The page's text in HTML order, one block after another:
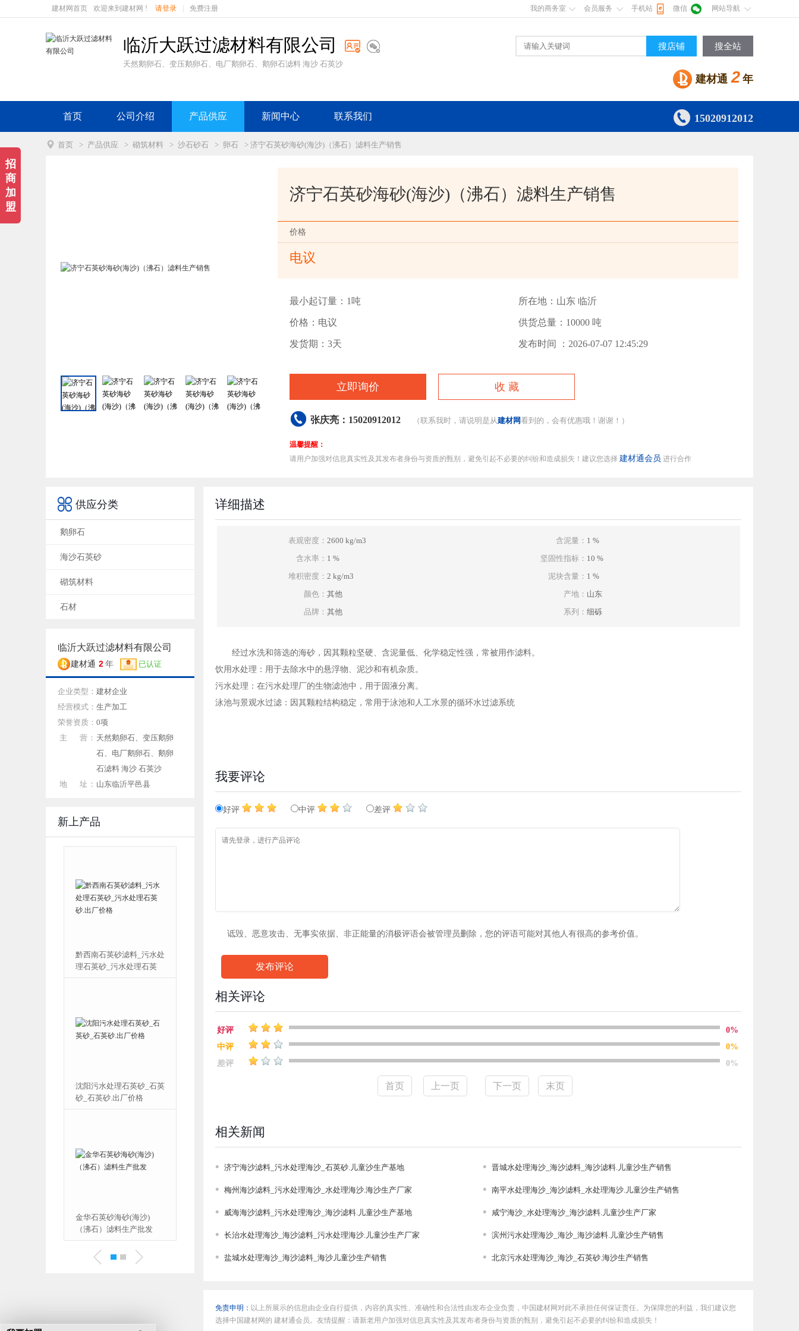
建材网首页 欢迎来到建材网 ! 请登录 免费注册 我的商务室 会员服务 手机站 微信 网站导航
临沂大跃过滤材料有限公司
天然鹅卵石、变压鹅卵石、电厂鹅卵石、鹅卵石滤料 海沙 石英沙
搜店铺 搜全站
建材通 2 年
首页 公司介绍 产品供应 新闻中心 联系我们  15020912012
 首页 > 产品供应 > 砌筑材料 > 沙石砂石 > 卵石 > 济宁石英砂海砂(海沙)（沸石）滤料生产销售
济宁石英砂海砂(海沙)（沸石）滤料生产销售
价格
电议
最小起订量：1吨 所在地：山东 临沂
价格：电议 供货总量：10000 吨
发货期：3天 发布时间 ：2026-07-07 12:45:29
立即询价 收 藏
 张庆亮：15020912012 （联系我时，请说明是从建材网看到的，会有优惠哦！谢谢！）
温馨提醒：
请用户加强对信息真实性及其发布者身份与资质的甄别，避免引起不必要的纠纷和造成损失！建议您选择 建材通会员 进行合作
详细描述
表观密度： 2600 kg/m3 含泥量： 1 %
含水率： 1 % 坚固性指标： 10 %
堆积密度： 2 kg/m3 泥块含量： 1 %
颜色： 其他 产地： 山东
品牌： 其他 系列： 细砾
经过水洗和筛选的海砂，因其颗粒坚硬、含泥量低、化学稳定性强，常被用作滤料。
饮用水处理：用于去除水中的悬浮物、泥沙和有机杂质。
污水处理：在污水处理厂的生物滤池中，用于固液分离。
泳池与景观水过滤：因其颗粒结构稳定，常用于泳池和人工水景的循环水过滤系统
我要评论
好评 中评 差评
诋毁、恶意攻击、无事实依据、非正能量的消极评语会被管理员删除，您的评语可能对其他人有很高的参考价值。
发布评论
相关评论
好评
0%
中评
0%
差评
0%
首页 上一页 下一页 末页
相关新闻
济宁海沙滤料_污水处理海沙_石英砂.儿童沙生产基地 晋城水处理海沙_海沙滤料_海沙滤料.儿童沙生产销售
梅州海沙滤料_污水处理海沙_水处理海沙.海沙生产厂家 南平水处理海沙_海沙滤料_水处理海沙.儿童沙生产销售
威海海沙滤料_污水处理海沙_海沙滤料.儿童沙生产基地 咸宁海沙_水处理海沙_海沙滤料.儿童沙生产厂家
长治水处理海沙_海沙滤料_污水处理海沙.儿童沙生产厂家 滨州污水处理海沙_海沙_海沙滤料.儿童沙生产销售
盐城水处理海沙_海沙滤料_海沙儿童沙生产销售 北京污水处理海沙_海沙_石英砂.海沙生产销售
免责申明： 以上所展示的信息由企业自行提供，内容的真实性、准确性和合法性由发布企业负责，中国建材网对此不承担任何保证责任。为保障您的利益，我们建议您
选择中国建材网的 建材通会员。友情提醒：请新老用户加强对信息真实性及其发布者身份与资质的甄别，避免引起不必要的纠纷和造成损失！
 供应分类
鹅卵石
海沙石英砂
砌筑材料
石材
临沂大跃过滤材料有限公司
建材通 2 年 已认证
企业类型： 建材企业
经营模式： 生产加工
荣誉资质： 0项
主 营： 天然鹅卵石、变压鹅卵
石、电厂鹅卵石、鹅卵
石滤料 海沙 石英沙
地 址： 山东临沂平邑县
新上产品
库尔勒污水处理石英砂_石
英砂_污水处理石英砂.价
铁岭水处理石英砂_石英砂
滤料_水处理石英砂.生产
昭通水处理石英砂_石英砂
滤料_污水处理石英砂.厂
家
招
商
加
盟